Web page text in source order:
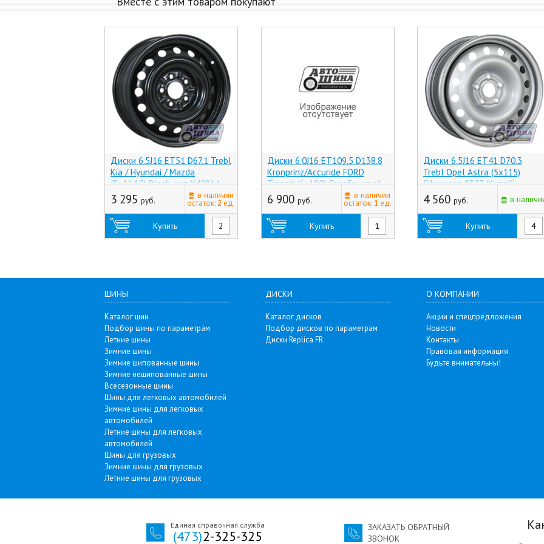
Диски 6.5J16 ET51 D67.1 Trebl
Kia / Hyundai / Mazda
(5x114.3) Black, арт.X40914
(Россия)
3 295 руб.
в наличии
остаток: 2 ед.
Купить
Диски 6.0J16 ET109.5 D138.8
Kronprinz/Accuride FORD
Transit (6x180) Серебристый,
Спарка (Россия)
6 900 руб.
в наличии
остаток:1 ед.
Купить
Диски 6.5J16 ET41 D70.3
Trebl Opel Astra (5x115)
Silver, арт.9327 (Китай)
4 560 руб. в
Купить
ШИНЫ
Каталог шин
Подбор шины по параметрам
Летние шины
Зимние шины
Зимние шипованные шины
Зимние нешипованные шины
Всесезонные шины
Шины для легковых автомобилей
Зимние шины для легковых
автомобилей
Летние шины для легковых
автомобилей
Шины для грузовых
Зимние шины для грузовых
Летние шины для грузовых
ДИСКИ
Каталог дисков
Подбор дисков по параметрам
Диски Replica FR
О КОМПАНИИ
Акции и спецпредложения
Новости
Контакты
Правовая информация
Будьте внимательны!
Единая справочная служба
(473)2-325-325
ЗАКАЗАТЬ ОБРАТНЫЙ
ЗВОНОК